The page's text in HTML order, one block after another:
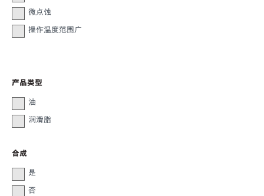
微点蚀
操作温度范围广
产品类型
油
润滑脂
合成
是
否